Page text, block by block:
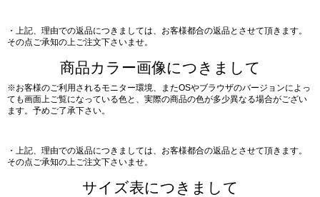
・上記、理由での返品につきましては、お客様都合の返品とさせて頂きます。
その点ご承知の上ご注文下さいませ。
商品カラー画像につきまして
※お客様のご利用されるモニター環境、またOSやブラウザのバージョンによっ
ても画面上ご覧になっている色と、実際の商品の色が多少異なる場合がござい
ます。予めご了承下さい。
・上記、理由での返品につきましては、お客様都合の返品とさせて頂きます。
その点ご承知の上ご注文下さいませ。
サイズ表につきまして